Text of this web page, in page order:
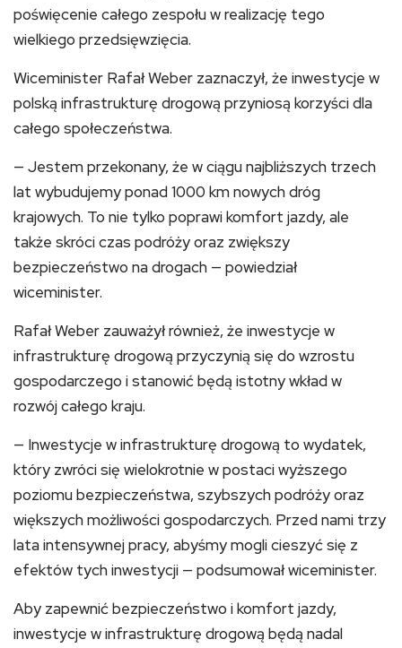
poświęcenie całego zespołu w realizację tego
wielkiego przedsięwzięcia.
Wiceminister Rafał Weber zaznaczył, że inwestycje w
polską infrastrukturę drogową przyniosą korzyści dla
całego społeczeństwa.
— Jestem przekonany, że w ciągu najbliższych trzech
lat wybudujemy ponad 1000 km nowych dróg
krajowych. To nie tylko poprawi komfort jazdy, ale
także skróci czas podróży oraz zwiększy
bezpieczeństwo na drogach — powiedział
wiceminister.
Rafał Weber zauważył również, że inwestycje w
infrastrukturę drogową przyczynią się do wzrostu
gospodarczego i stanowić będą istotny wkład w
rozwój całego kraju.
— Inwestycje w infrastrukturę drogową to wydatek,
który zwróci się wielokrotnie w postaci wyższego
poziomu bezpieczeństwa, szybszych podróży oraz
większych możliwości gospodarczych. Przed nami trzy
lata intensywnej pracy, abyśmy mogli cieszyć się z
efektów tych inwestycji — podsumował wiceminister.
Aby zapewnić bezpieczeństwo i komfort jazdy,
inwestycje w infrastrukturę drogową będą nadal